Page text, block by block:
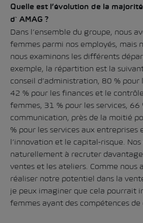
Quelle est l’évolution de la
d` AMAG ?
Dans l’ensemble du groupe, nous
femmes parmi nos employés, mais
nous examinons les différents
exemple, la répartition est la
conseil d’administration, 80 % pour
42 % pour les finances et le
femmes, 31 % pour les services, 66
communication, près de la moitié
% pour les services aux entreprises
l’innovation et le capital-risque.
naturellement à recruter
ventes et les ateliers. Comme nous
réaliser notre potentiel dans la
je peux imaginer que cela pourrait
femmes ayant des compétences de